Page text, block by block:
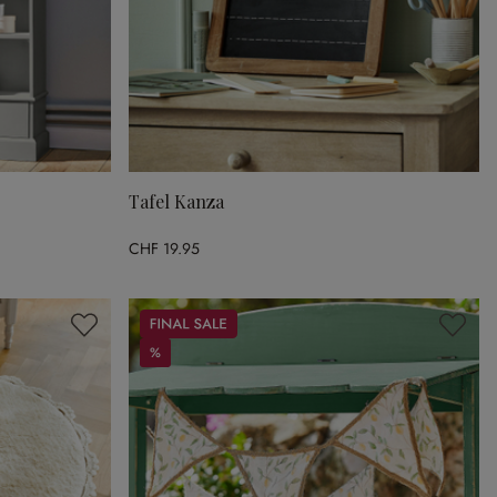
Tafel Kanza
CHF 19.95
Sale
%
%